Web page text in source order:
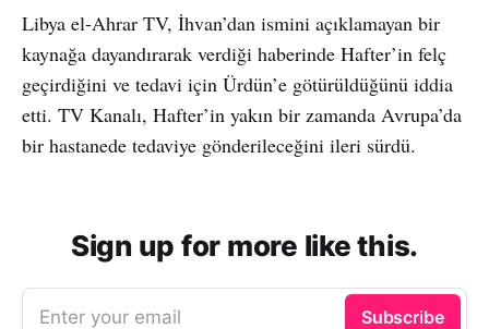
Libya el-Ahrar TV, İhvan’dan ismini açıklamayan bir
kaynağa dayandırarak verdiği haberinde Hafter’in felç
geçirdiğini ve tedavi için Ürdün’e götürüldüğünü iddia
etti. TV Kanalı, Hafter’in yakın bir zamanda Avrupa’da
bir hastanede tedaviye gönderileceğini ileri sürdü.
Sign up for more like this.
Enter your email Subscribe